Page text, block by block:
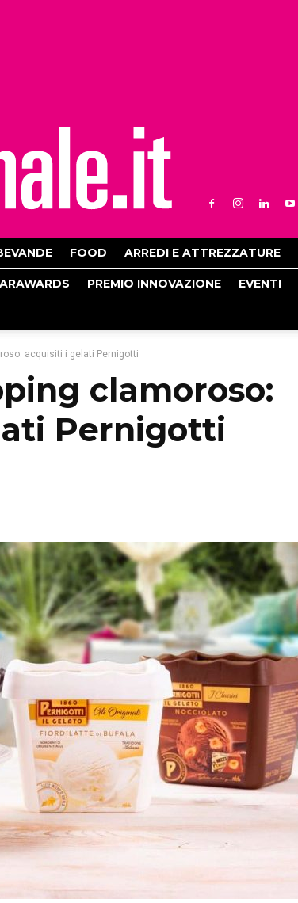
FOOD ARREDI E ATTREZZATURE
PREMIO INNOVAZIONE EVENTI
acquisiti i gelati Pernigotti
clamoroso:
Pernigotti